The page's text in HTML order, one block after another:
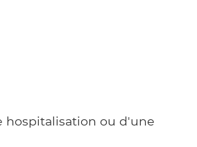
hospitalisation ou d'une